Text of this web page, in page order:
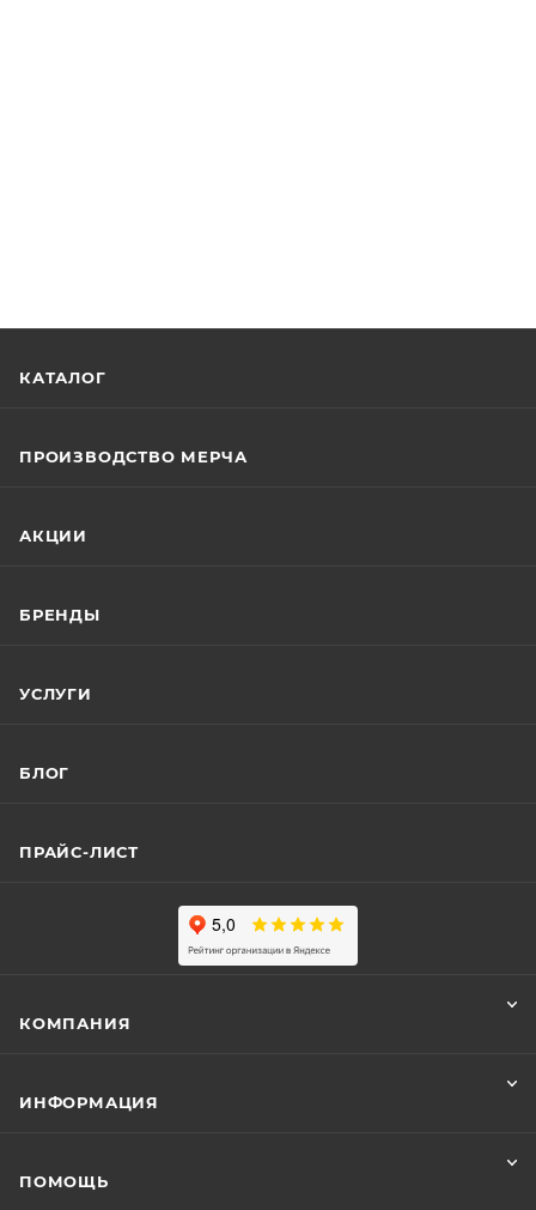
КАТАЛОГ
ПРОИЗВОДСТВО МЕРЧА
АКЦИИ
БРЕНДЫ
УСЛУГИ
БЛОГ
ПРАЙС-ЛИСТ
КОМПАНИЯ
ИНФОРМАЦИЯ
ПОМОЩЬ